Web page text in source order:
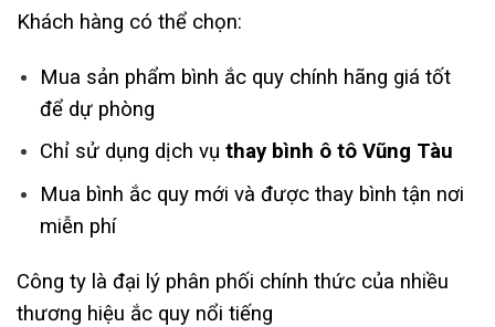
Khách hàng có thể chọn:
Mua sản phẩm bình ắc quy chính hãng giá tốt
để dự phòng
Chỉ sử dụng dịch vụ thay bình ô tô Vũng Tàu
Mua bình ắc quy mới và được thay bình tận nơi
miễn phí
Công ty là đại lý phân phối chính thức của nhiều
thương hiệu ắc quy nổi tiếng